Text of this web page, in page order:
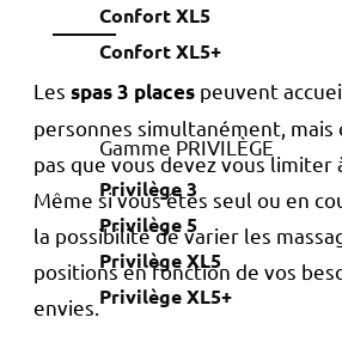
Confort XL5
Confort XL5+
Gamme PRIVILÈGE
Privilège 3
Privilège 5
Privilège XL5
Privilège XL5+
Les spas 3 places peuvent
personnes simultanément, mais
pas que vous devez vous limiter
Même si vous êtes seul ou en
la possibilité de varier les
positions en fonction de vos
envies.